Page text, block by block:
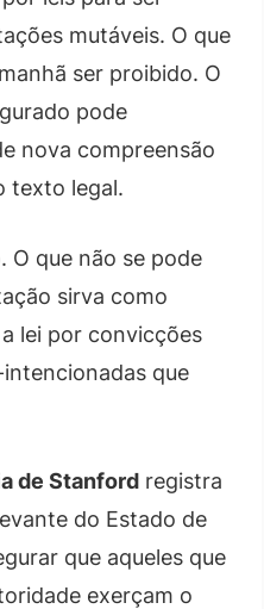
mutáveis. O que
ser proibido. O
pode
nova compreensão
texto legal.
O que não se pode
sirva como
lei por convicções
que
de Stanford registra
do Estado de
que aqueles que
exerçam o